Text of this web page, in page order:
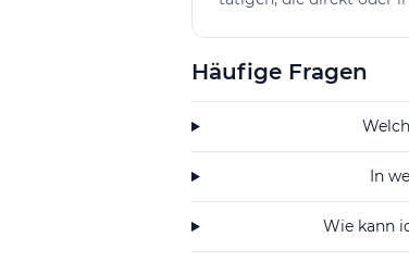
vornehmen sowie
Häufige Fragen
In
Wie kann